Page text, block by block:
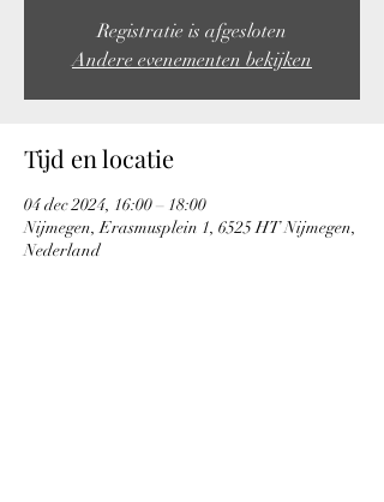
Registratie is afgesloten
Andere evenementen bekijken
Tijd en locatie
04 dec 2024, 16:00 – 18:00
Nijmegen, Erasmusplein 1, 6525 HT Nijmegen,
Nederland